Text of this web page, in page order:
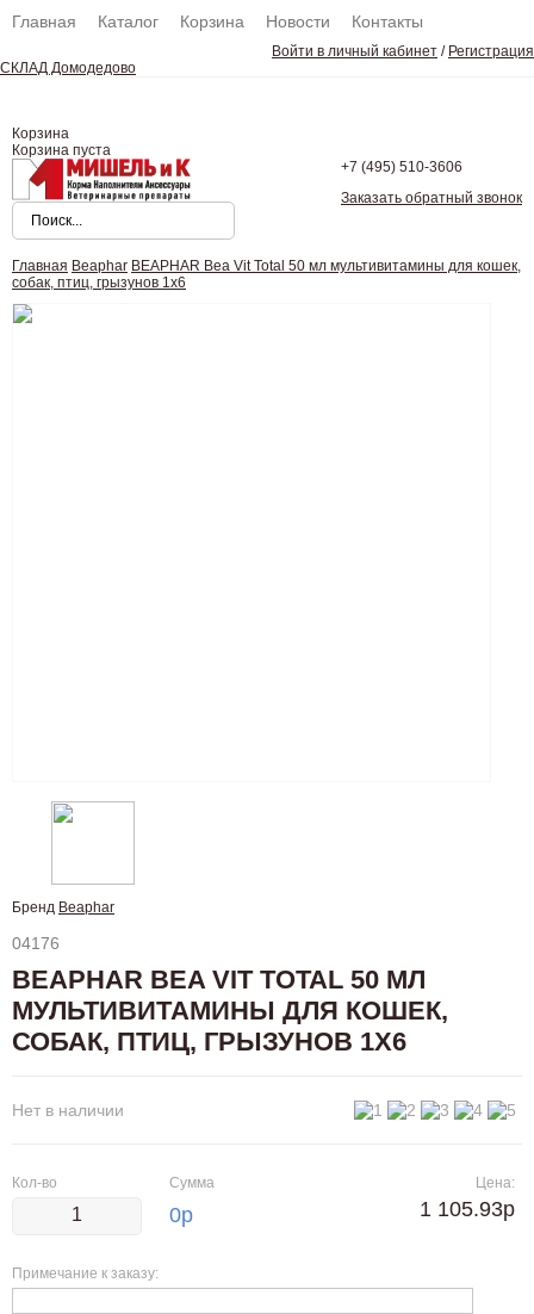
Главная Каталог Корзина Новости Контакты
Войти в личный кабинет / Регистрация
СКЛАД Домодедово
Корзина
Корзина пуста
+7 (495) 510-3606
Заказать обратный звонок
Главная Beaphar BEAPHAR Bea Vit Total 50 мл мультивитамины для кошек,
собак, птиц, грызунов 1х6
Бренд Beaphar
04176
BEAPHAR BEA VIT TOTAL 50 МЛ
МУЛЬТИВИТАМИНЫ ДЛЯ КОШЕК,
СОБАК, ПТИЦ, ГРЫЗУНОВ 1Х6
Нет в наличии
Кол-во Сумма
0р
Примечание к заказу:
Цена:
1 105.93р